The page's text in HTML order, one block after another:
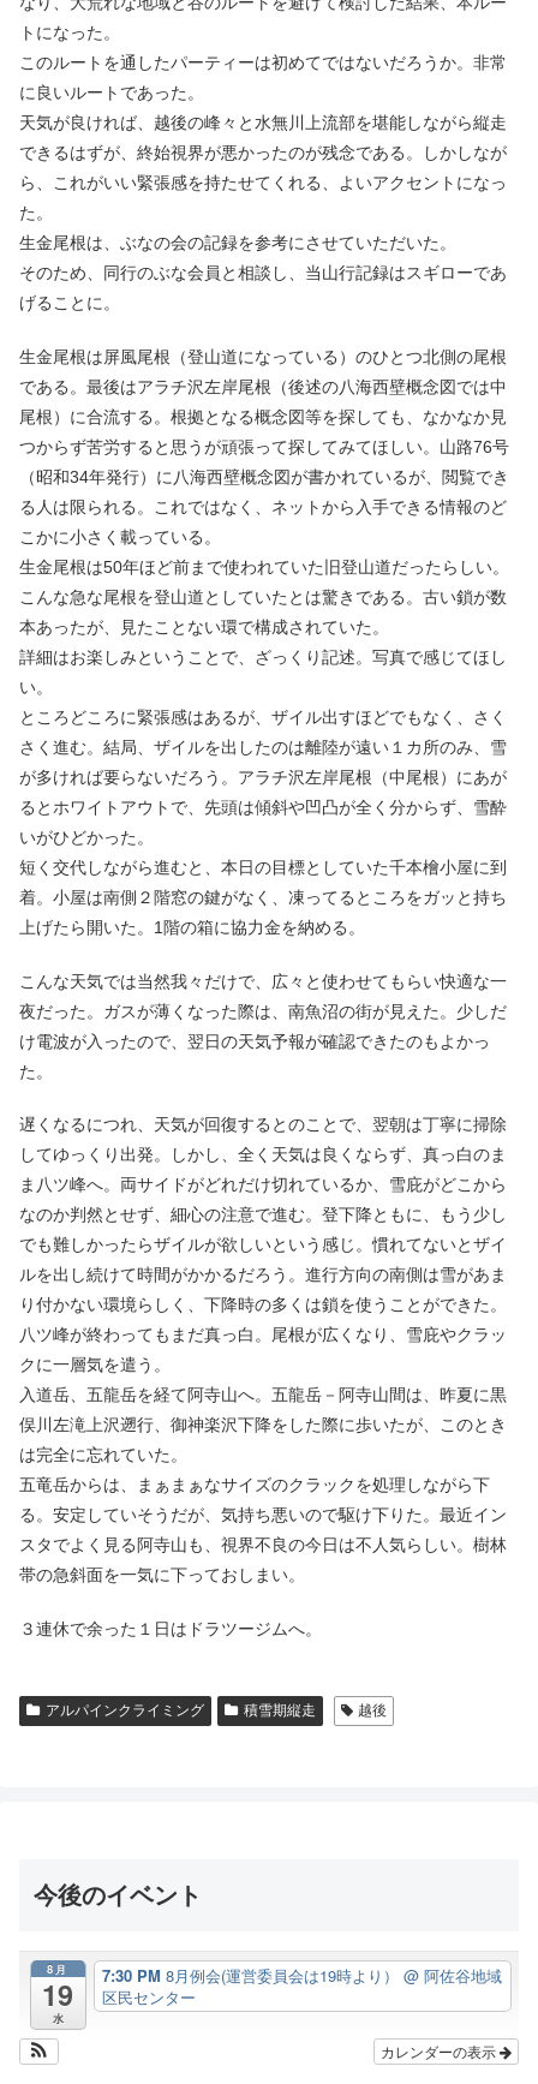
トになった。
このルートを通したパーティーは初めてではないだろうか。非常
に良いルートであった。
天気が良ければ、越後の峰々と水無川上流部を堪能しながら縦走
できるはずが、終始視界が悪かったのが残念である。しかしなが
ら、これがいい緊張感を持たせてくれる、よいアクセントになっ
た。
生金尾根は、ぶなの会の記録を参考にさせていただいた。
そのため、同行のぶな会員と相談し、当山行記録はスギローであ
げることに。
生金尾根は屏風尾根（登山道になっている）のひとつ北側の尾根
である。最後はアラチ沢左岸尾根（後述の八海西壁概念図では中
尾根）に合流する。根拠となる概念図等を探しても、なかなか見
つからず苦労すると思うが頑張って探してみてほしい。山路76号
（昭和34年発行）に八海西壁概念図が書かれているが、閲覧でき
る人は限られる。これではなく、ネットから入手できる情報のど
こかに小さく載っている。
生金尾根は50年ほど前まで使われていた旧登山道だったらしい。
こんな急な尾根を登山道としていたとは驚きである。古い鎖が数
本あったが、見たことない環で構成されていた。
詳細はお楽しみということで、ざっくり記述。写真で感じてほし
い。
ところどころに緊張感はあるが、ザイル出すほどでもなく、さく
さく進む。結局、ザイルを出したのは離陸が遠い１カ所のみ、雪
が多ければ要らないだろう。アラチ沢左岸尾根（中尾根）にあが
るとホワイトアウトで、先頭は傾斜や凹凸が全く分からず、雪酔
いがひどかった。
短く交代しながら進むと、本日の目標としていた千本檜小屋に到
着。小屋は南側２階窓の鍵がなく、凍ってるところをガッと持ち
上げたら開いた。1階の箱に協力金を納める。
こんな天気では当然我々だけで、広々と使わせてもらい快適な一
夜だった。ガスが薄くなった際は、南魚沼の街が見えた。少しだ
け電波が入ったので、翌日の天気予報が確認できたのもよかっ
た。
遅くなるにつれ、天気が回復するとのことで、翌朝は丁寧に掃除
してゆっくり出発。しかし、全く天気は良くならず、真っ白のま
ま八ツ峰へ。両サイドがどれだけ切れているか、雪庇がどこから
なのか判然とせず、細心の注意で進む。登下降ともに、もう少し
でも難しかったらザイルが欲しいという感じ。慣れてないとザイ
ルを出し続けて時間がかかるだろう。進行方向の南側は雪があま
り付かない環境らしく、下降時の多くは鎖を使うことができた。
八ツ峰が終わってもまだ真っ白。尾根が広くなり、雪庇やクラッ
クに一層気を遣う。
入道岳、五龍岳を経て阿寺山へ。五龍岳－阿寺山間は、昨夏に黒
俣川左滝上沢遡行、御神楽沢下降をした際に歩いたが、このとき
は完全に忘れていた。
五竜岳からは、まぁまぁなサイズのクラックを処理しながら下
る。安定していそうだが、気持ち悪いので駆け下りた。最近イン
スタでよく見る阿寺山も、視界不良の今日は不人気らしい。樹林
帯の急斜面を一気に下っておしまい。
３連休で余った１日はドラツージムへ。
アルパインクライミング 積雪期縦走 越後
今後のイベント
8月
19
水
7:30 PM 8月例会(運営委員会は19時より） @ 阿佐谷地域
区民センター
カレンダーの表示